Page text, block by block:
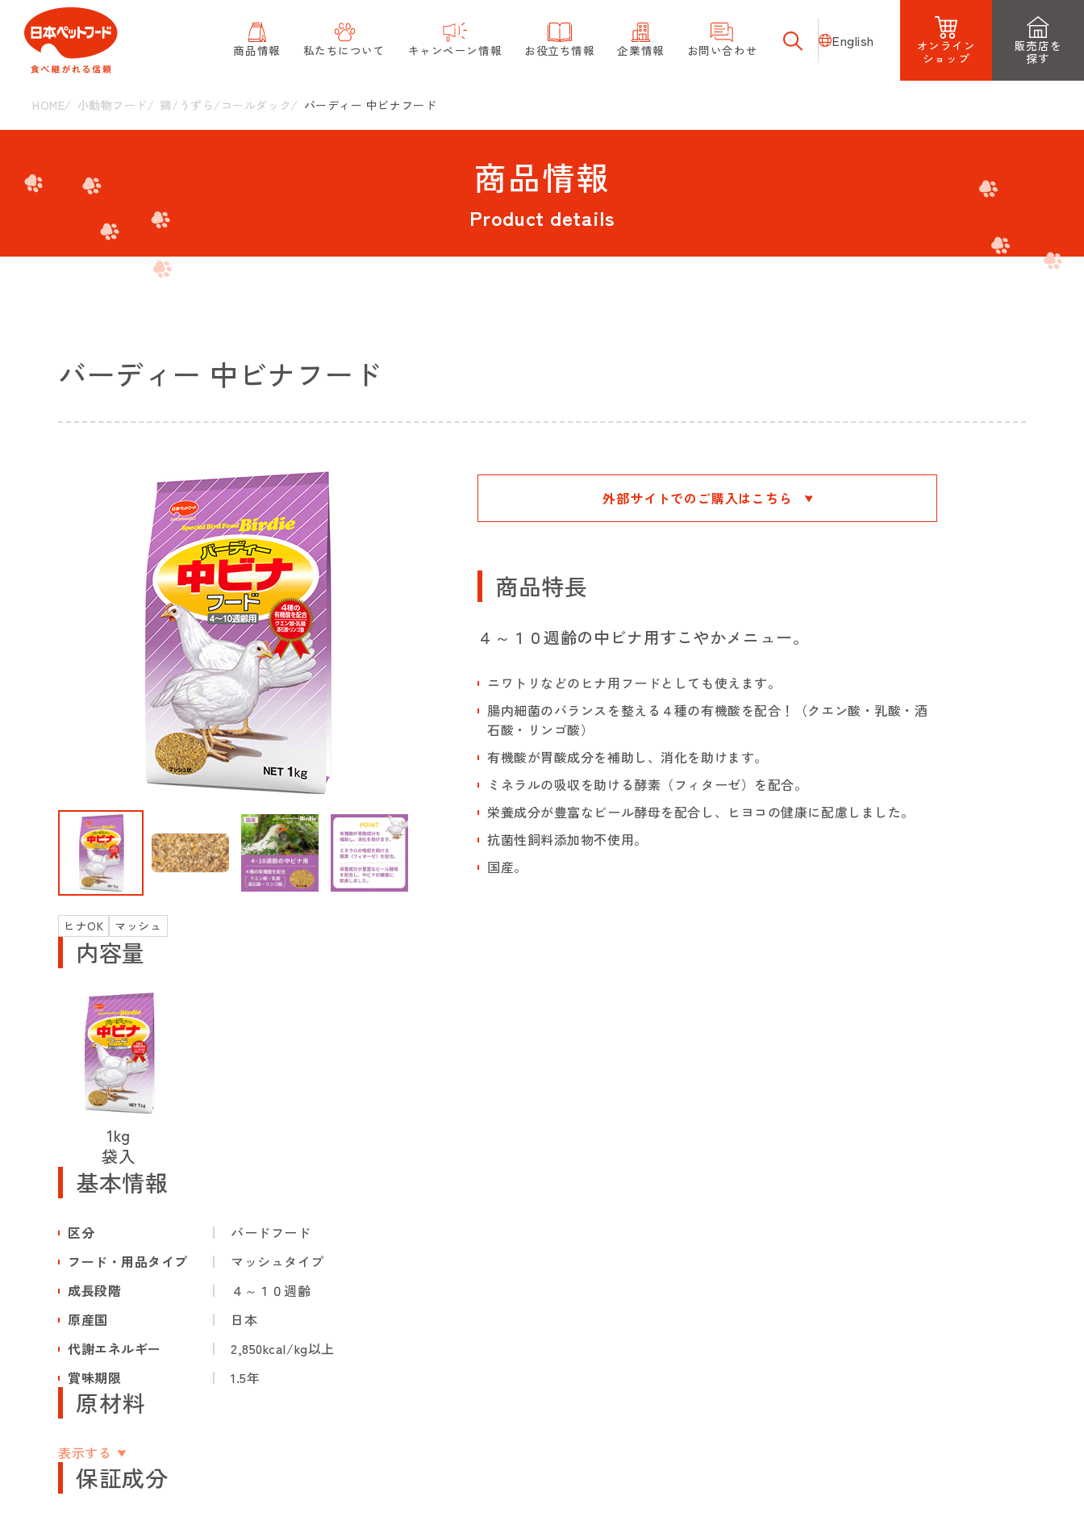
商品情報 私たちについて キャンペーン情報 お役立ち情報 企業情報 お問い合わせ English
オンライン
ショップ
販売店を
探す
HOME 小動物フード 鶏/うずら/コールダック バーディー 中ビナフード
商品情報
Product details
バーディー 中ビナフード
ヒナOK マッシュ
外部サイトでのご購入はこちら
商品特長
４～１０週齢の中ビナ用すこやかメニュー。
ニワトリなどのヒナ用フードとしても使えます。
腸内細菌のバランスを整える４種の有機酸を配合！（クエン酸・乳酸・酒
石酸・リンゴ酸）
有機酸が胃酸成分を補助し、消化を助けます。
ミネラルの吸収を助ける酵素（フィターゼ）を配合。
栄養成分が豊富なビール酵母を配合し、ヒヨコの健康に配慮しました。
抗菌性飼料添加物不使用。
国産。
内容量
1kg
袋入
基本情報
区分
バードフード
フード・用品タイプ
マッシュタイプ
成長段階
４～１０週齢
原産国
日本
代謝エネルギー
2,850kcal/kg以上
賞味期限
1.5年
原材料
表示する
保証成分